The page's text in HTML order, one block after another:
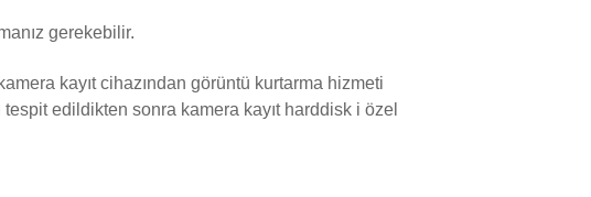
gerekebilir.
kayıt cihazından görüntü kurtarma hizmeti
edildikten sonra kamera kayıt harddisk i özel